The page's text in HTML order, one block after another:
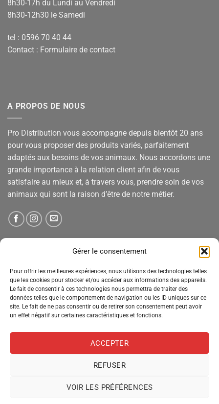
Gérer le consentement
Pour offrir les meilleures expériences, nous utilisons des technologies telles
que les cookies pour stocker et/ou accéder aux informations des appareils.
Le fait de consentir à ces technologies nous permettra de traiter des
données telles que le comportement de navigation ou les ID uniques sur ce
site. Le fait de ne pas consentir ou de retirer son consentement peut avoir
un effet négatif sur certaines caractéristiques et fonctions.
ACCEPTER
REFUSER
VOIR LES PRÉFÉRENCES
8h30-17h du Lundi au Vendredi
8h30-12h30 le Samedi
tel : 0596 70 40 44
Contact : Formulaire de contact
A PROPOS DE NOUS
Pro Distribution vous accompagne depuis bientôt 20 ans
pour vous proposer des produits variés, parfaitement
adaptés aux besoins de vos animaux. Nous accordons une
grande importance à la relation client afin de vous
satisfaire au mieux et, à travers vous, prendre soin de vos
animaux qui sont la raison d’être de notre métier.
Tenez-vous informé des nouveautés, des offres spéciales
et des remises.